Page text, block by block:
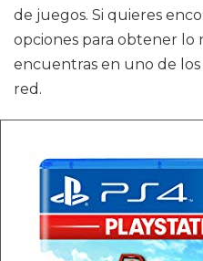
de juegos. Si quieres
opciones para obtener lo
encuentras en uno de los
red.